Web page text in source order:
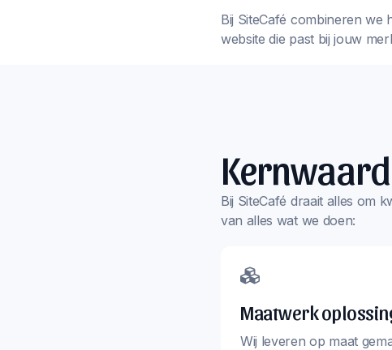
Bij SiteCafé combineren we
website die past bij jouw
Bij SiteCafé draait alles om
van alles wat we doen:
Maatwerk
Wij leveren op maat